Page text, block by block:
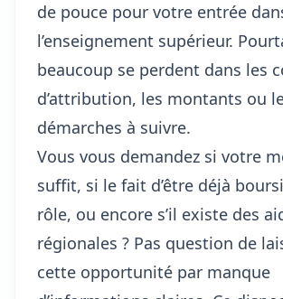
de pouce pour votre entrée
l’enseignement supérieur.
beaucoup se perdent dans les
d’attribution, les montants ou
démarches à suivre.
Vous vous demandez si votre
suffit, si le fait d’être déjà
rôle, ou encore s’il existe des
régionales ? Pas question de
cette opportunité par manque